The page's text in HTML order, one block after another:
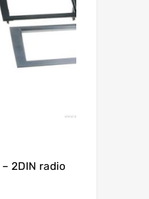
2DIN radio